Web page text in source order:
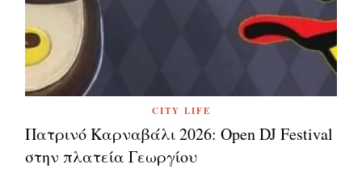
CITY LIFE
Πατρινό Καρναβάλι 2026: Open DJ Festival
στην πλατεία Γεωργίου